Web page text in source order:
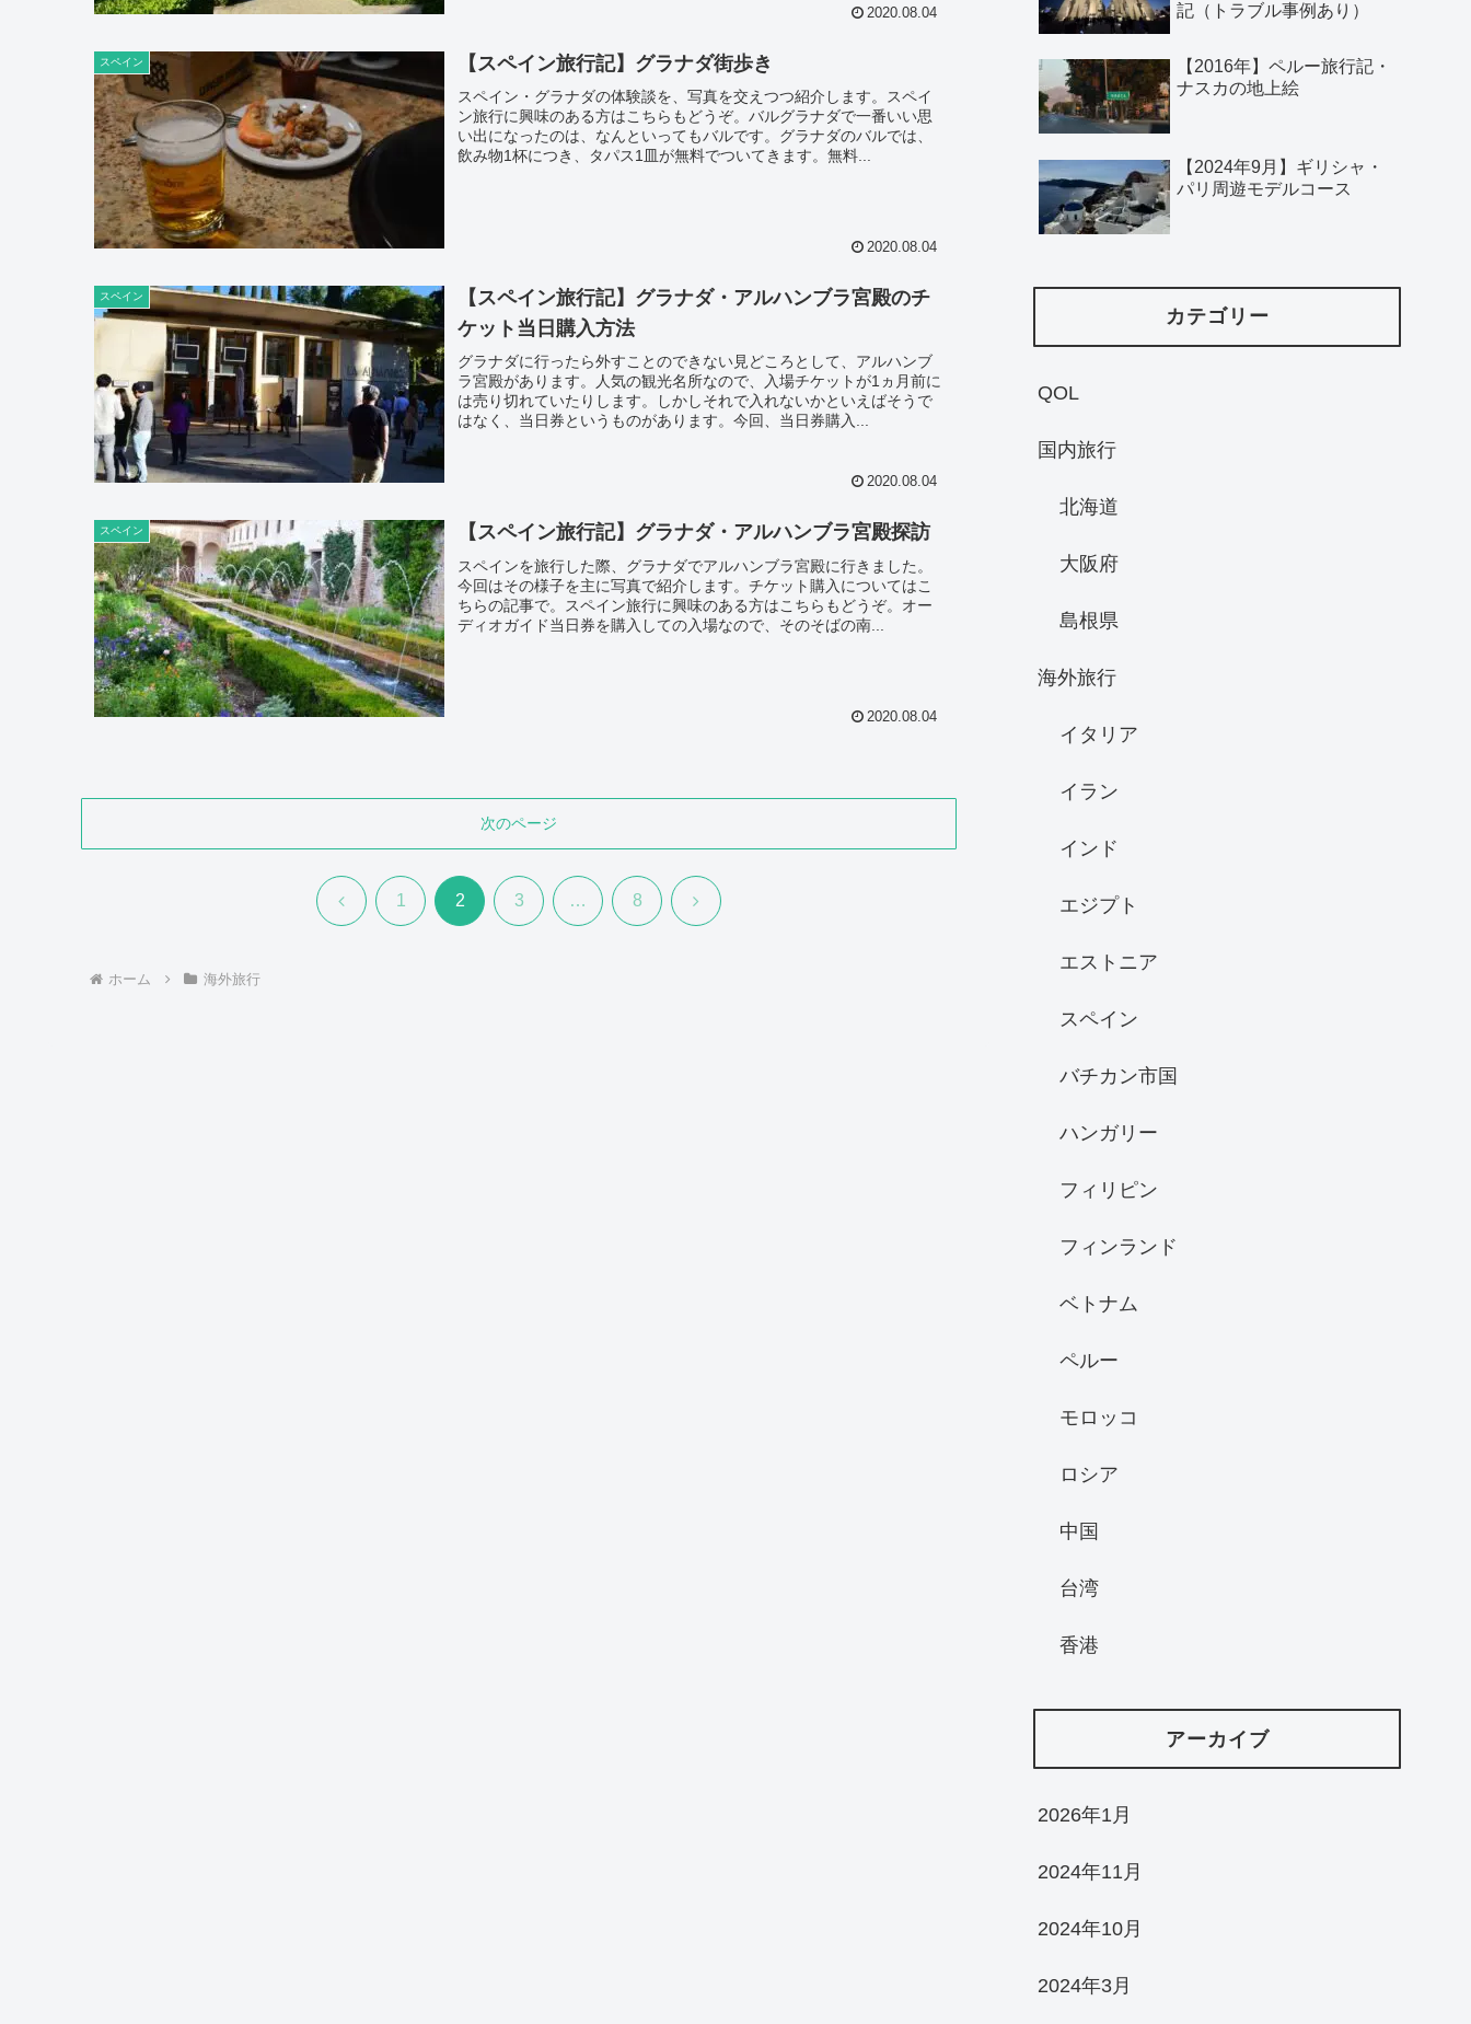
2020.08.04
スペイン 【スペイン旅行記】グラナダ街歩き
スペイン・グラナダの体験談を、写真を交えつつ紹介します。スペイ
ン旅行に興味のある方はこちらもどうぞ。バルグラナダで一番いい思
い出になったのは、なんといってもバルです。グラナダのバルでは、
飲み物1杯につき、タパス1皿が無料でついてきます。無料...
2020.08.04
スペイン
【スペイン旅行記】グラナダ・アルハンブラ宮殿のチ
ケット当日購入方法
グラナダに行ったら外すことのできない見どころとして、アルハンブ
ラ宮殿があります。人気の観光名所なので、入場チケットが1ヵ月前に
は売り切れていたりします。しかしそれで入れないかといえばそうで
はなく、当日券というものがあります。今回、当日券購入...
2020.08.04
スペイン 【スペイン旅行記】グラナダ・アルハンブラ宮殿探訪
スペインを旅行した際、グラナダでアルハンブラ宮殿に行きました。
今回はその様子を主に写真で紹介します。チケット購入についてはこ
ちらの記事で。スペイン旅行に興味のある方はこちらもどうぞ。オー
ディオガイド当日券を購入しての入場なので、そのそばの南...
2020.08.04
次のページ
前 1 2 3 … 8 次
ホーム 海外旅行
記（トラブル事例あり）
【2016年】ペルー旅行記・
ナスカの地上絵
【2024年9月】ギリシャ・
パリ周遊モデルコース
カテゴリー
QOL
国内旅行
北海道
大阪府
島根県
海外旅行
イタリア
イラン
インド
エジプト
エストニア
スペイン
バチカン市国
ハンガリー
フィリピン
フィンランド
ベトナム
ペルー
モロッコ
ロシア
中国
台湾
香港
アーカイブ
2026年1月
2024年11月
2024年10月
2024年3月